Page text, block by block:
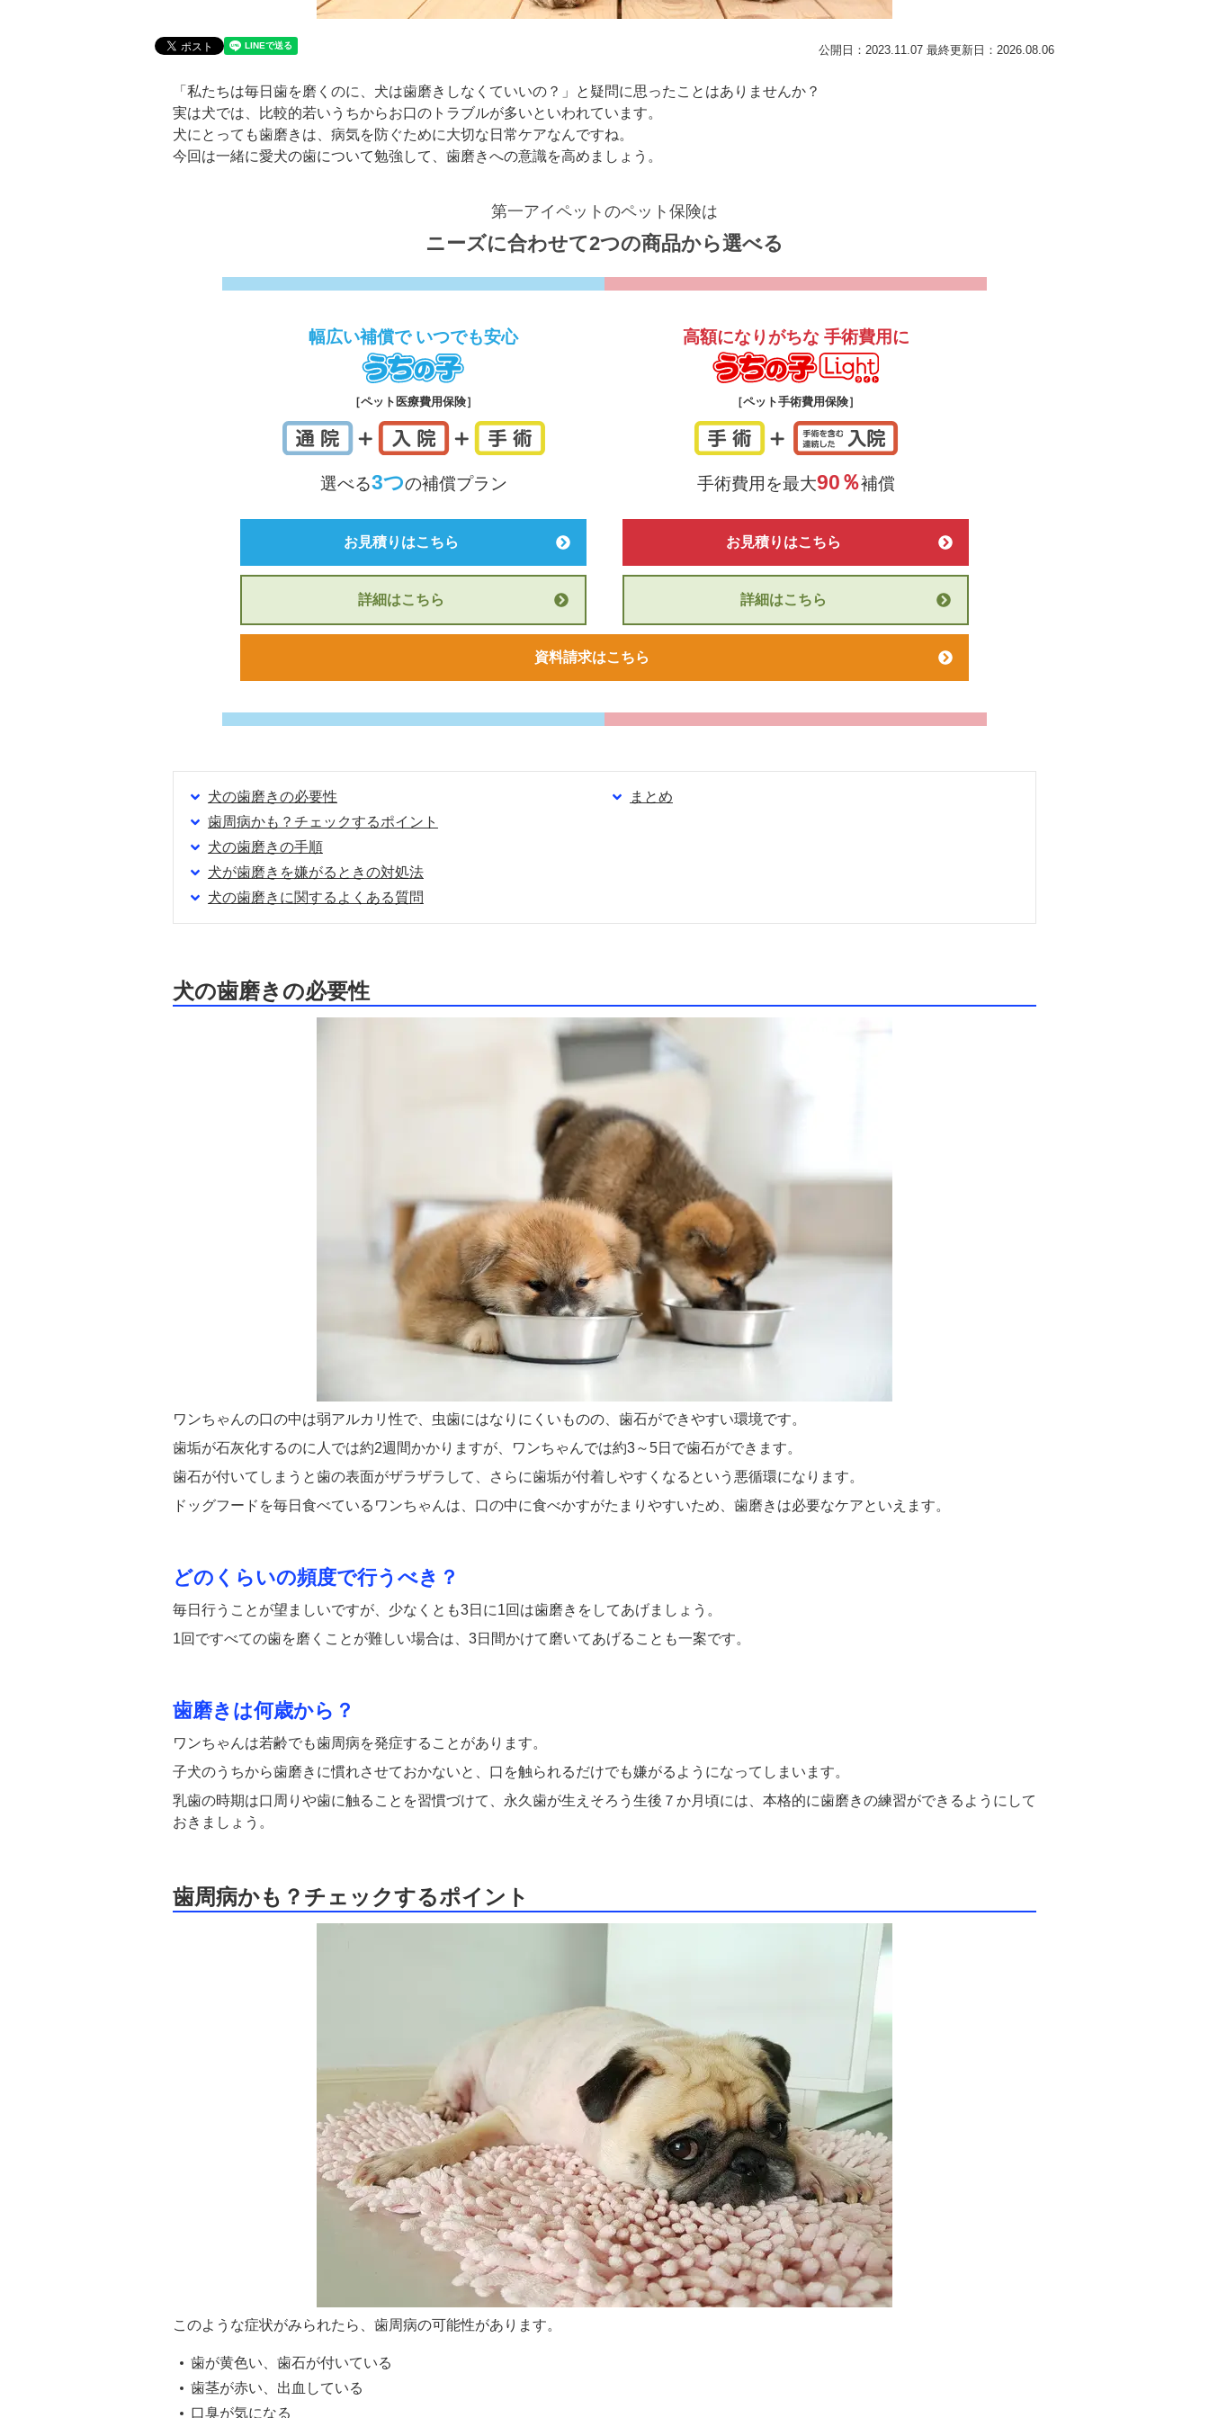
公開日：2023.11.07 最終更新日：2026.08.06
「私たちは毎日歯を磨くのに、犬は歯磨きしなくていいの？」と疑問に思ったことはありませんか？
実は犬では、比較的若いうちからお口のトラブルが多いといわれています。
犬にとっても歯磨きは、病気を防ぐために大切な日常ケアなんですね。
今回は一緒に愛犬の歯について勉強して、歯磨きへの意識を高めましょう。
第一アイペットのペット保険は
ニーズに合わせて2つの商品から選べる
幅広い補償でいつでも安心
［ペット医療費用保険］
選べる3つの補償プラン
お見積りはこちら
高額になりがちな手術費用に
うちの子ライト
［ペット手術費用保険］
手術費用を最大90％補償
お見積りはこちら
詳細はこちら 詳細はこちら
資料請求はこちら
犬の歯磨きの必要性
歯周病かも？チェックするポイント
犬の歯磨きの手順
犬が歯磨きを嫌がるときの対処法
犬の歯磨きに関するよくある質問
まとめ
犬の歯磨きの必要性
ワンちゃんの口の中は弱アルカリ性で、虫歯にはなりにくいものの、歯石ができやすい環境です。
歯垢が石灰化するのに人では約2週間かかりますが、ワンちゃんでは約3～5日で歯石ができます。
歯石が付いてしまうと歯の表面がザラザラして、さらに歯垢が付着しやすくなるという悪循環になります。
ドッグフードを毎日食べているワンちゃんは、口の中に食べかすがたまりやすいため、歯磨きは必要なケアといえます。
どのくらいの頻度で行うべき？
毎日行うことが望ましいですが、少なくとも3日に1回は歯磨きをしてあげましょう。
1回ですべての歯を磨くことが難しい場合は、3日間かけて磨いてあげることも一案です。
歯磨きは何歳から？
ワンちゃんは若齢でも歯周病を発症することがあります。
子犬のうちから歯磨きに慣れさせておかないと、口を触られるだけでも嫌がるようになってしまいます。
乳歯の時期は口周りや歯に触ることを習慣づけて、永久歯が生えそろう生後７か月頃には、本格的に歯磨きの練習ができるようにして
おきましょう。
歯周病かも？チェックするポイント
このような症状がみられたら、歯周病の可能性があります。
歯が黄色い、歯石が付いている
歯茎が赤い、出血している
口臭が気になる